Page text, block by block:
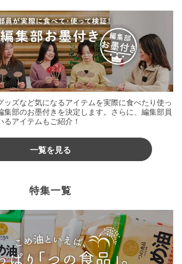
ッズなど気になるアイテムを実際に食べたり使っ
集部のお墨付きを決定します。さらに、編集部員
アイテムもご紹介！
一覧を見る
特集一覧